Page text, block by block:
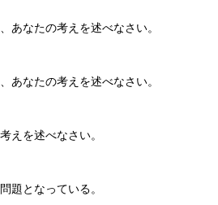
あなたの考えを述べなさい。
あなたの考えを述べなさい。
えを述べなさい。
題となっている。